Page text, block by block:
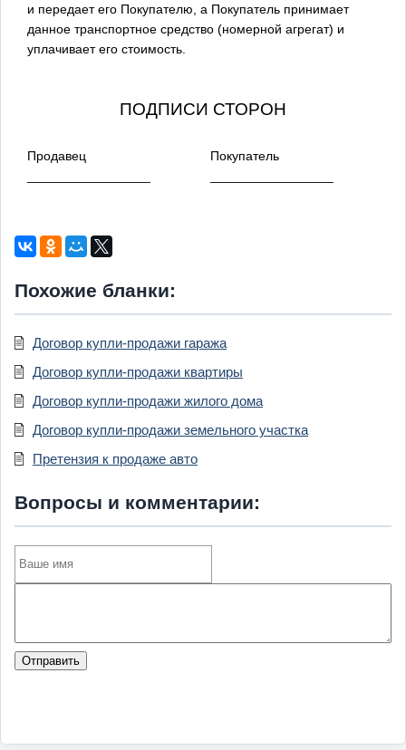
и передает его Покупателю, а Покупатель принимает
данное транспортное средство (номерной агрегат) и
уплачивает его стоимость.
ПОДПИСИ СТОРОН
Продавец
Покупатель
Похожие бланки:
Договор купли-продажи гаража
Договор купли-продажи квартиры
Договор купли-продажи жилого дома
Договор купли-продажи земельного участка
Претензия к продаже авто
Вопросы и комментарии:
Отправить